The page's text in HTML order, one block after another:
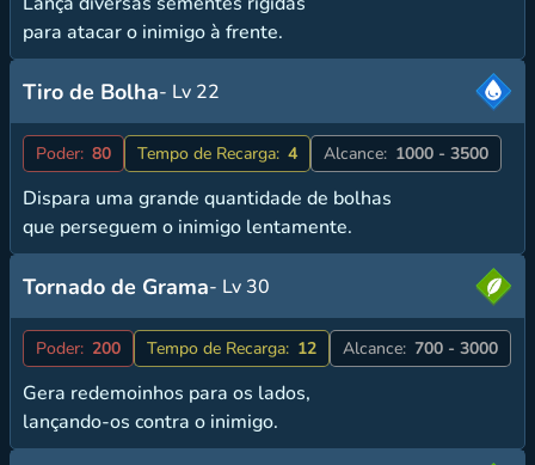
para atacar o inimigo à frente.
Tiro de Bolha- Lv 22
Poder: 80 Tempo de Recarga: 4 Alcance: 1000 - 3500
Dispara uma grande quantidade de bolhas
que perseguem o inimigo lentamente.
Tornado de Grama- Lv 30
Poder: 200 Tempo de Recarga: 12 Alcance: 700 - 3000
Gera redemoinhos para os lados,
lançando-os contra o inimigo.